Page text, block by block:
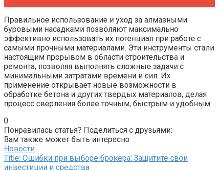
Правильное использование и уход за алмазными
буровыми насадками позволяют максимально
эффективно использовать их потенциал при работе с
самыми прочными материалами. Эти инструменты стали
настоящим прорывом в области строительства и
ремонта, позволяя выполнять сложные задачи с
минимальными затратами времени и сил. Их
применение открывает новые возможности в
обработке бетона и других твердых материалов, делая
процесс сверления более точным, быстрым и удобным.
0
Понравилась статья? Поделиться с друзьями:
Вам также может быть интересно
Новости
Title: Ошибки при выборе брокера: Защитите свои
инвестиции и средства